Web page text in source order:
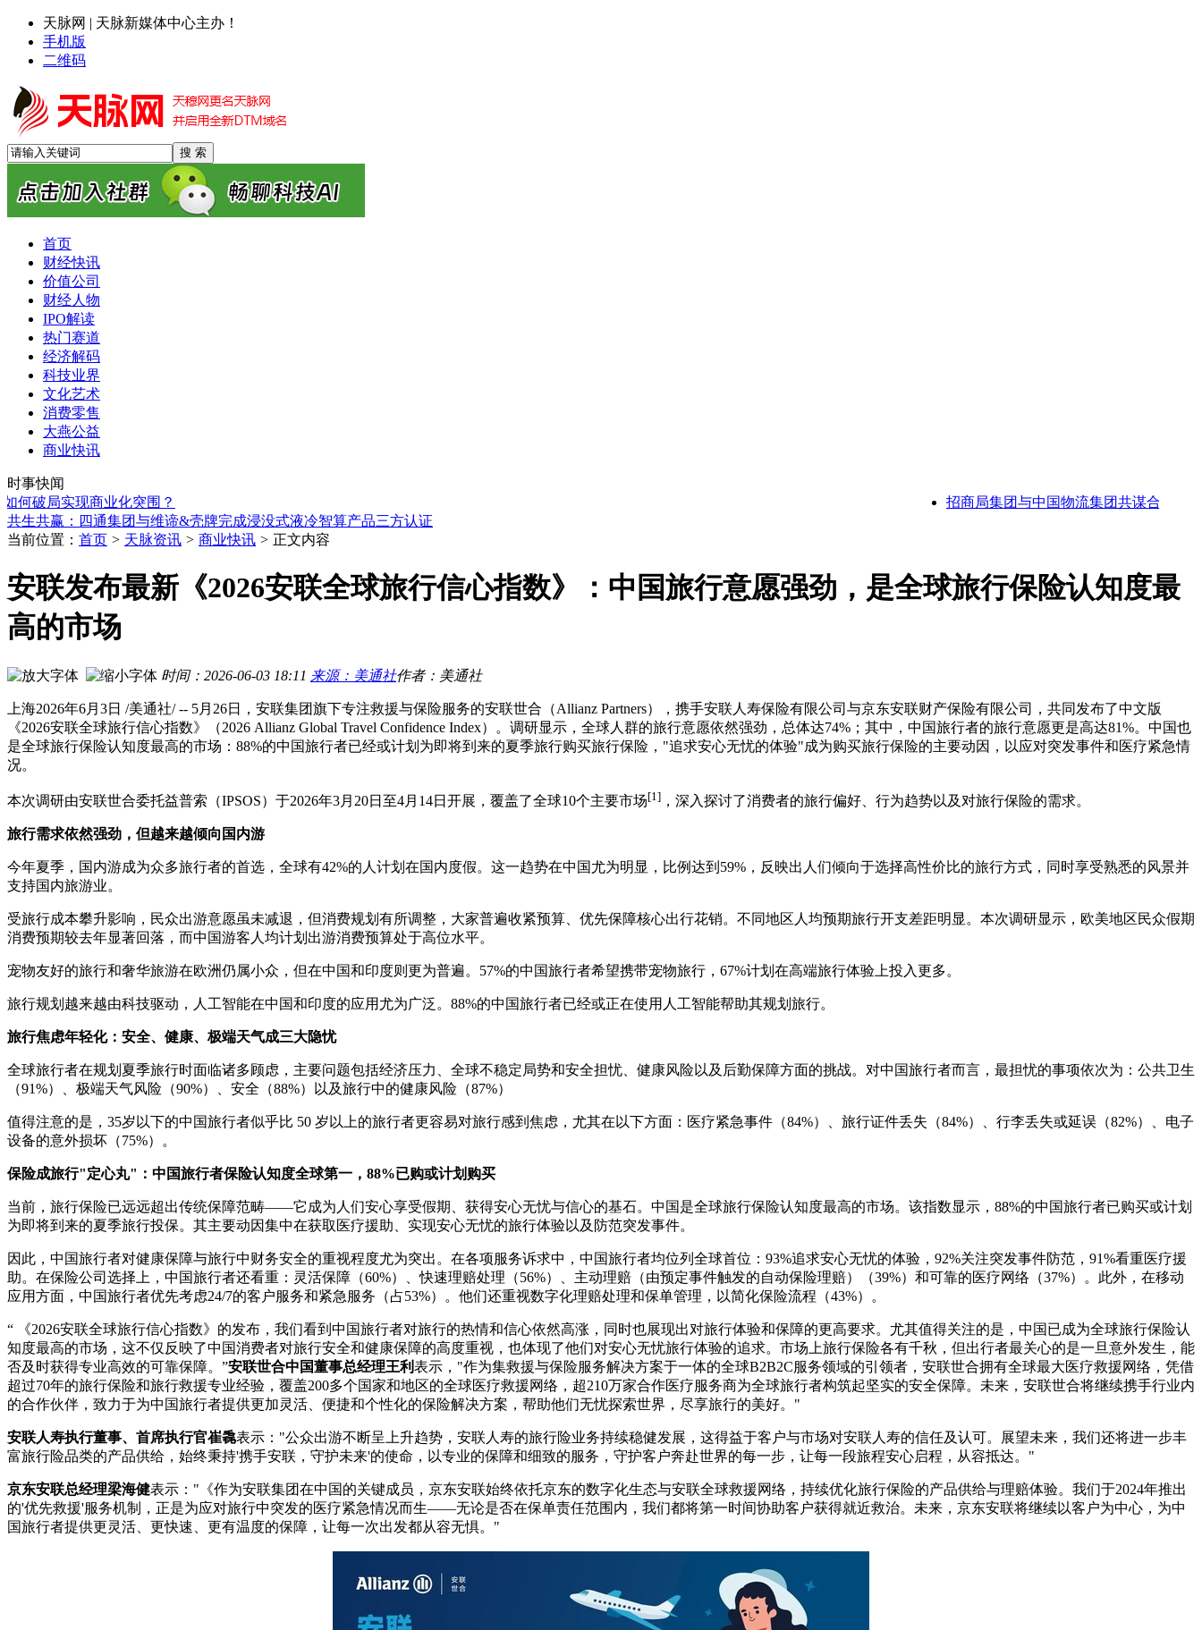
天脉网 | 天脉新媒体中心主办！
手机版
二维码
首页
财经快讯
价值公司
财经人物
IPO解读
热门赛道
经济解码
科技业界
文化艺术
消费零售
大燕公益
商业快讯
时事快闻
局实现商业化突围？
招商局集团与中国物流集团共谋合作：深化
Worldchefs世界厨师联合会携手HOTELEX上海展首次落地全球厨师挑战赛
双冠加冕！兆芯开胜KH‑50000荣获 2026 "金灵光杯" 专题赛一等奖、总决赛金奖
共生共赢：四通集团与维谛&壳牌完成浸没式液冷智算产品三方认证
投资中国：扎根中国30年，沃尔玛与中国零售共同进化
FMS 2026｜江波龙首席科学家陈健博士：存储Foundry模式赋能端侧AI
vivo 2026“童画未来夏令营”圆满落幕，以科技为笔，绘就美育未来
Infosys 与芬林集团（Metsä Group） 扩大战略合作，推动人工智能驱动的 IT 转型
智造融合非遗美学，AIMER爱慕打造首都工业文旅示范载体
Worldchefs世界厨师联合会携手HOTELEX上海展首次落地全球厨师挑战赛
当前位置： 首页 > 天脉资讯 > 商业快讯 > 正文内容
安联发布最新《2026安联全球旅行信心指数》：中国旅行意愿强劲，是全球旅行保险认知度最
高的市场
时间：2026-06-03 18:11 来源：美通社作者：美通社
上海2026年6月3日 /美通社/ -- 5月26日，安联集团旗下专注救援与保险服务的安联世合（Allianz Partners），携手安联人寿保险有限公司与京东安联财产保险有限公司，共同发布了中文版
《2026安联全球旅行信心指数》（2026 Allianz Global Travel Confidence Index）。调研显示，全球人群的旅行意愿依然强劲，总体达74%；其中，中国旅行者的旅行意愿更是高达81%。中国也
是全球旅行保险认知度最高的市场：88%的中国旅行者已经或计划为即将到来的夏季旅行购买旅行保险，"追求安心无忧的体验"成为购买旅行保险的主要动因，以应对突发事件和医疗紧急情
况。
本次调研由安联世合委托益普索（IPSOS）于2026年3月20日至4月14日开展，覆盖了全球10个主要市场[1] ，深入探讨了消费者的旅行偏好、行为趋势以及对旅行保险的需求。
旅行需求依然强劲，但越来越倾向国内游
今年夏季，国内游成为众多旅行者的首选，全球有42%的人计划在国内度假。这一趋势在中国尤为明显，比例达到59%，反映出人们倾向于选择高性价比的旅行方式，同时享受熟悉的风景并
支持国内旅游业。
受旅行成本攀升影响，民众出游意愿虽未减退，但消费规划有所调整，大家普遍收紧预算、优先保障核心出行花销。不同地区人均预期旅行开支差距明显。本次调研显示，欧美地区民众假期
消费预期较去年显著回落，而中国游客人均计划出游消费预算处于高位水平。
宠物友好的旅行和奢华旅游在欧洲仍属小众，但在中国和印度则更为普遍。57%的中国旅行者希望携带宠物旅行，67%计划在高端旅行体验上投入更多。
旅行规划越来越由科技驱动，人工智能在中国和印度的应用尤为广泛。88%的中国旅行者已经或正在使用人工智能帮助其规划旅行。
旅行焦虑年轻化：安全、健康、极端天气成三大隐忧
全球旅行者在规划夏季旅行时面临诸多顾虑，主要问题包括经济压力、全球不稳定局势和安全担忧、健康风险以及后勤保障方面的挑战。对中国旅行者而言，最担忧的事项依次为：公共卫生
（91%）、极端天气风险（90%）、安全（88%）以及旅行中的健康风险（87%）
值得注意的是，35岁以下的中国旅行者似乎比 50 岁以上的旅行者更容易对旅行感到焦虑，尤其在以下方面：医疗紧急事件（84%）、旅行证件丢失（84%）、行李丢失或延误（82%）、电子
设备的意外损坏（75%）。
保险成旅行"定心丸" ：中国旅行者保险认知度全球第一， 88%已购或计划购买
当前，旅行保险已远远超出传统保障范畴——它成为人们安心享受假期、获得安心无忧与信心的基石。中国是全球旅行保险认知度最高的市场。该指数显示，88%的中国旅行者已购买或计划
为即将到来的夏季旅行投保。其主要动因集中在获取医疗援助、实现安心无忧的旅行体验以及防范突发事件。
因此，中国旅行者对健康保障与旅行中财务安全的重视程度尤为突出。在各项服务诉求中，中国旅行者均位列全球首位：93%追求安心无忧的体验，92%关注突发事件防范，91%看重医疗援
助。在保险公司选择上，中国旅行者还看重：灵活保障（60%）、快速理赔处理（56%）、主动理赔（由预定事件触发的自动保险理赔）（39%）和可靠的医疗网络（37%）。此外，在移动
应用方面，中国旅行者优先考虑24/7的客户服务和紧急服务（占53%）。他们还重视数字化理赔处理和保单管理，以简化保险流程（43%）。
“ 《2026安联全球旅行信心指数》的发布，我们看到中国旅行者对旅行的热情和信心依然高涨，同时也展现出对旅行体验和保障的更高要求。尤其值得关注的是，中国已成为全球旅行保险认
知度最高的市场，这不仅反映了中国消费者对旅行安全和健康保障的高度重视，也体现了他们对安心无忧旅行体验的追求。市场上旅行保险各有千秋，但出行者最关心的是一旦意外发生，能
否及时获得专业高效的可靠保障。 ”安联世合中国董事总经理王利表示，"作为集救援与保险服务解决方案于一体的全球B2B2C服务领域的引领者，安联世合拥有全球最大医疗救援网络，凭借
超过70年的旅行保险和旅行救援专业经验，覆盖200多个国家和地区的全球医疗救援网络，超210万家合作医疗服务商为全球旅行者构筑起坚实的安全保障。未来，安联世合将继续携手行业内
的合作伙伴，致力于为中国旅行者提供更加灵活、便捷和个性化的保险解决方案，帮助他们无忧探索世界，尽享旅行的美好。"
安联人寿执行董事、首席执行官崔毳表示："公众出游不断呈上升趋势，安联人寿的旅行险业务持续稳健发展，这得益于客户与市场对安联人寿的信任及认可。展望未来，我们还将进一步丰
富旅行险品类的产品供给，始终秉持'携手安联，守护未来'的使命，以专业的保障和细致的服务，守护客户奔赴世界的每一步，让每一段旅程安心启程，从容抵达。"
京东安联总经理梁海健表示："《作为安联集团在中国的关键成员，京东安联始终依托京东的数字化生态与安联全球救援网络，持续优化旅行保险的产品供给与理赔体验。我们于2024年推出
的'优先救援'服务机制，正是为应对旅行中突发的医疗紧急情况而生——无论是否在保单责任范围内，我们都将第一时间协助客户获得就近救治。未来，京东安联将继续以客户为中心，为中
国旅行者提供更灵活、更快速、更有温度的保障，让每一次出发都从容无惧。"